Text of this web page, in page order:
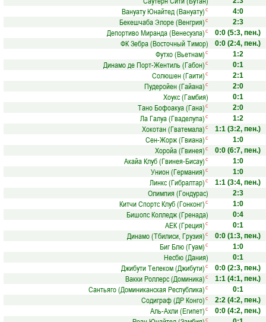
Вануату Юнайтед (Вануату) с 4:0
Бекешчаба Элоре (Венгрия) с 2:3
Депортиво Миранда (Венесуэла) с 0:0 (5:3, пен.)
ФК Зебра (Восточный Тимор) 0:0 (2:4, пен.)
Футхо (Вьетнам) с 1:2
Динамо де Порт-Жентиль (Габон) с 0:1
Солюшен (Гаити) с 2:1
Пудеройен (Гайана) с 2:0
Хоукс (Гамбия) 0:1
Тано Бофоакуа (Гана) с 2:0
Ла Галуа (Гваделупа) с 1:2
Хокотан (Гватемала) с 1:1 (3:2, пен.)
Сен-Жорж (Гвиана) с 1:0
Хоройа (Гвинея) с 0:0 (6:7, пен.)
Акайа Клуб (Гвинея-Бисау) с 1:0
Унион (Германия) с 1:0
Линкс (Гибралтар) с 1:1 (3:4, пен.)
Олимпия (Гондурас) 2:3
Китчи Спортс Клуб (Гонконг) с 1:0
Бишопс Колледж (Гренада) 0:4
АЕК (Греция) с 0:1
Динамо (Тбилиси, Грузия) с 0:0 (1:3, пен.)
Биг Блю (Гуам) с 1:0
Несбю (Дания) 0:1
Джибути Телеком (Джибути) с 0:0 (2:3, пен.)
Вакки Роллерс (Доминика) с 1:1 (4:1, пен.)
Сантьяго (Доминиканская Республика) с 0:1
Содиграф (ДР Конго) с 2:2 (4:2, пен.)
Аль-Ахли (Египет) с 0:0 (4:2, пен.)
с